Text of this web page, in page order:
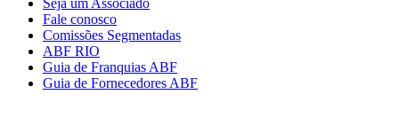
Fale conosco
Comissões Segmentadas
ABF RIO
Guia de Franquias ABF
Guia de Fornecedores ABF